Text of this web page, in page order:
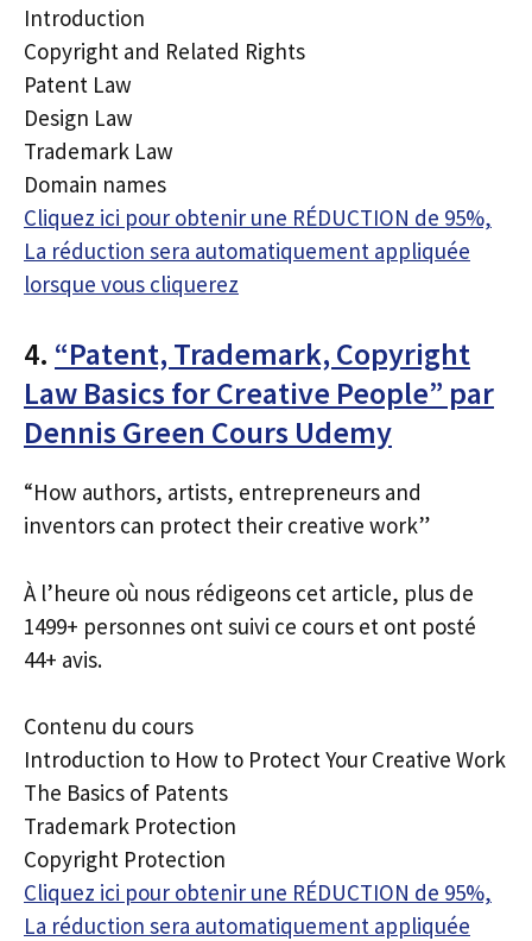
Introduction
Copyright and Related Rights
Patent Law
Design Law
Trademark Law
Domain names
Cliquez ici pour obtenir une RÉDUCTION de 95%,
La réduction sera automatiquement appliquée
lorsque vous cliquerez
4. “Patent, Trademark, Copyright
Law Basics for Creative People” par
Dennis Green Cours Udemy
“How authors, artists, entrepreneurs and
inventors can protect their creative work”
À l’heure où nous rédigeons cet article, plus de
1499+ personnes ont suivi ce cours et ont posté
44+ avis.
Contenu du cours
Introduction to How to Protect Your Creative Work
The Basics of Patents
Trademark Protection
Copyright Protection
Cliquez ici pour obtenir une RÉDUCTION de 95%,
La réduction sera automatiquement appliquée